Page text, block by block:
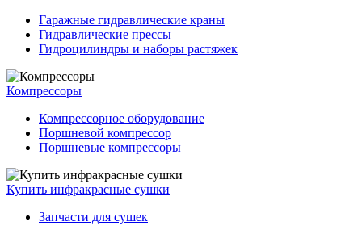
Гаражные гидравлические краны
Гидравлические прессы
Гидроцилиндры и наборы растяжек
Компрессоры
Компрессорное оборудование
Поршневой компрессор
Поршневые компрессоры
Купить инфракрасные сушки
Запчасти для сушек